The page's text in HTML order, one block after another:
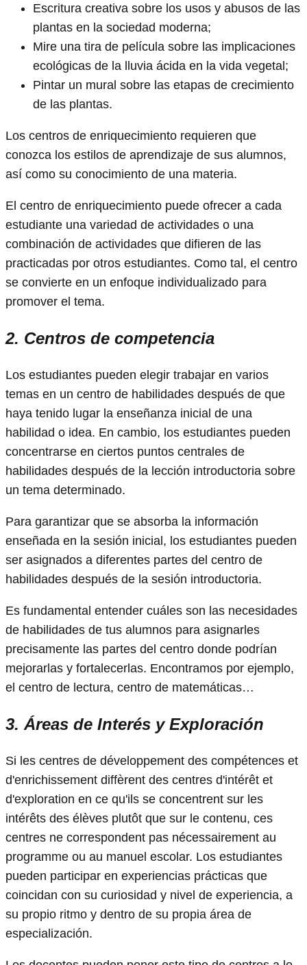
Escritura creativa sobre los usos y abusos de las
plantas en la sociedad moderna;
Mire una tira de película sobre las implicaciones
ecológicas de la lluvia ácida en la vida vegetal;
Pintar un mural sobre las etapas de crecimiento
de las plantas.
Los centros de enriquecimiento requieren que
conozca los estilos de aprendizaje de sus alumnos,
así como su conocimiento de una materia.
El centro de enriquecimiento puede ofrecer a cada
estudiante una variedad de actividades o una
combinación de actividades que difieren de las
practicadas por otros estudiantes. Como tal, el centro
se convierte en un enfoque individualizado para
promover el tema.
2. Centros de competencia
Los estudiantes pueden elegir trabajar en varios
temas en un centro de habilidades después de que
haya tenido lugar la enseñanza inicial de una
habilidad o idea. En cambio, los estudiantes pueden
concentrarse en ciertos puntos centrales de
habilidades después de la lección introductoria sobre
un tema determinado.
Para garantizar que se absorba la información
enseñada en la sesión inicial, los estudiantes pueden
ser asignados a diferentes partes del centro de
habilidades después de la sesión introductoria.
Es fundamental entender cuáles son las necesidades
de habilidades de tus alumnos para asignarles
precisamente las partes del centro donde podrían
mejorarlas y fortalecerlas. Encontramos por ejemplo,
el centro de lectura, centro de matemáticas…
3. Áreas de Interés y Exploración
Si les centres de développement des compétences et
d'enrichissement diffèrent des centres d'intérêt et
d'exploration en ce qu'ils se concentrent sur les
intérêts des élèves plutôt que sur le contenu, ces
centres ne correspondent pas nécessairement au
programme ou au manuel escolar. Los estudiantes
pueden participar en experiencias prácticas que
coincidan con su curiosidad y nivel de experiencia, a
su propio ritmo y dentro de su propia área de
especialización.